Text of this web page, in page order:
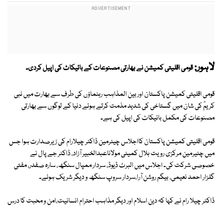
لاہور:قومی اقلیتی کمیشن نے بھارتی مصنوعات کے بائیکاٹ کی اپیل کردی۔
قومی اقلیتی کمیشن پاکستان اور بین المذاہب رہنماؤں کی طرف سے بھارت میں نبی
کریمؐ کی شان میں گستاخی کی شدید مذمت کرتے ہوئے دنیا کے لوگوں سے بھارتی
مصنوعات کی مکمل بائیکاٹ کی اپیل کی ہے۔
قومی اقلیتی کمیشن پاکستان کااجلاس چیئرمین ڈاکٹر چیلارام کی زیرصدارت ہوا جس
میں چئیرمین مرکزی رویت ہلال کمیٹی مولاناعبدالخبیر آزاد، ڈاکٹر جے پال نے
خصوصی شرکت کی۔ اجلاس میں البرٹ ڈیوڈ، سردار ممپال سنگھ، سارہ صفدر، مفتی
گلزار احمد نعیمی، بیگم روشن آرا،سردار سروپ سنگھ و دیگر شریک ہوئے۔
ڈاکٹر چیلا رام نے کہا کہ دین اسلام اور دیگر مذاہب احترام انسانیت،امن و محبت کا درس